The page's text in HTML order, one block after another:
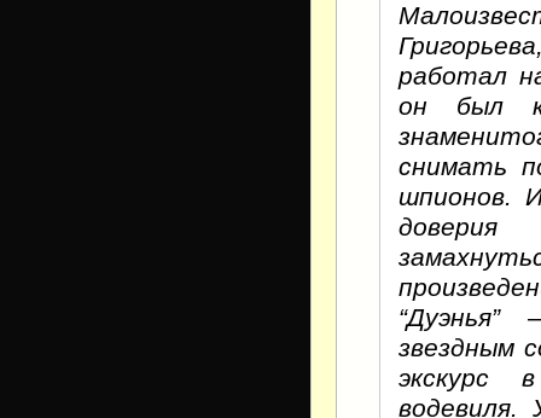
работал
он был
снимать
шпионов.
доверия
звездным
экскурс
водевиля.